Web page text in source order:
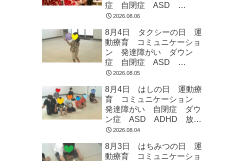
症 自閉症 ASD
ADHD 児童発達支援 放
市 つくばみらい市 坂東
市 守谷市
2026.08.06
8月4日 タクシーの日 運
動療育 コミュニケーショ
ン 発達障がい ダウン
症 自閉症 ASD
ADHD 児童発達支援 放
市 つくばみらい市 坂東
市 守谷市
2026.08.05
8月4日 はしの日 運動療
育 コミュニケーション
発達障がい 自閉症 ダウ
ン症 ASD ADHD 放課
後等デイサービス 児童発
らい市 坂東市 守谷市
2026.08.04
8月3日 はちみつの日 運
動療育 コミュニケーショ